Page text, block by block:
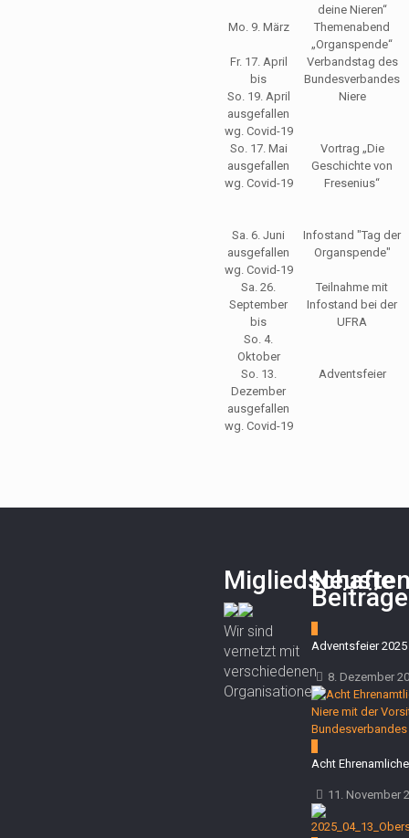
deine Nieren“
Mo. 9. März
Themenabend
„Organspende“
Fr. 17. April
bis
So. 19. April
ausgefallen
wg. Covid-19
Verbandstag des
Bundesverbandes
Niere
So. 17. Mai
ausgefallen
wg. Covid-19
Vortrag „Die
Geschichte von
Fresenius“
Sa. 6. Juni
ausgefallen
wg. Covid-19
Infostand "Tag der
Organspende"
Sa. 26.
September
bis
So. 4.
Oktober
Teilnahme mit
Infostand bei der
UFRA
So. 13.
Dezember
ausgefallen
wg. Covid-19
Adventsfeier
Wir sind
vernetzt mit
verschiedenen
Organisationen.
Neuste
Beiträge
Adventsfeier 2025
8. Dezember
Acht
11. November